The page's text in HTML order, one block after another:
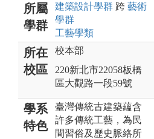
所屬
學群
建築設計學群 跨 藝術
學群
工藝學類
所在
校區
校本部
220新北市22058板橋
區大觀路一段59號
學系
特色
臺灣傳統古建築蘊含
許多傳統工藝，為民
間習俗及歷史脈絡所